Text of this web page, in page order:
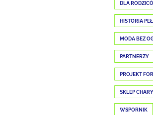
DLA
HISTORIA
MODA BEZ
PARTNERZY
PROJEKT
SKLEP
WSPORNIK